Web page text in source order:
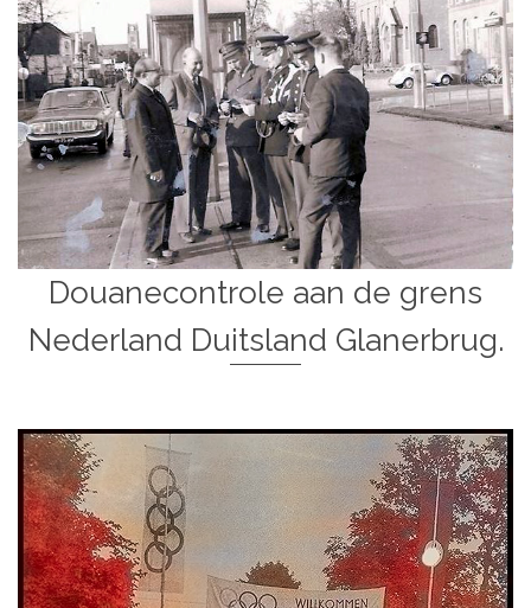
Douanecontrole aan de grens
Nederland Duitsland Glanerbrug.